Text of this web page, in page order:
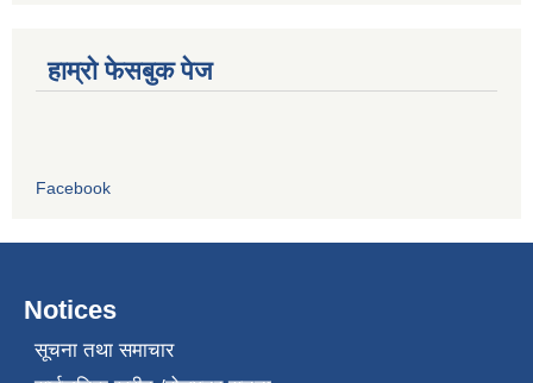
हाम्रो फेसबुक पेज
Facebook
Notices
सूचना तथा समाचार